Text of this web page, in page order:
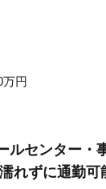
万円
ルセンター・
れずに通勤可